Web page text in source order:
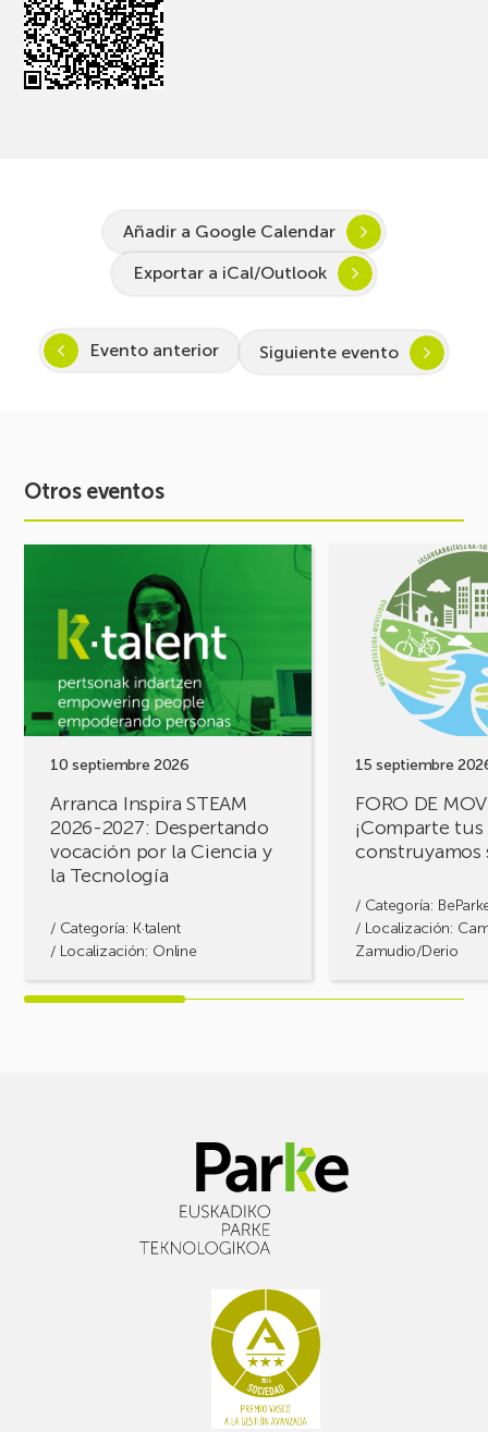
Añadir a Google Calendar
Exportar a iCal/Outlook
Evento anterior Siguiente evento
Otros eventos
10 septiembre 2026
Arranca Inspira STEAM
2026-2027: Despertando
vocación por la Ciencia y
la Tecnología
/ Categoría: K·talent
/ Localización: Online
STEAM
2027:
Despertando
vocación
Ciencia
Tecnología
15 septiembre
FORO DE
¡Comparte
construyamos
/ Categoría:
/ Localización:
Zamudio/Derio
MOVILIDAD
¡Comparte
soluciones!